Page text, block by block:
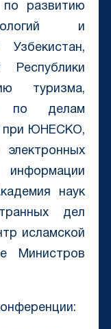
по развитию
и
Узбекистан,
Республики
туризма,
по делам
при ЮНЕСКО,
наук
дел
исламской
Министров